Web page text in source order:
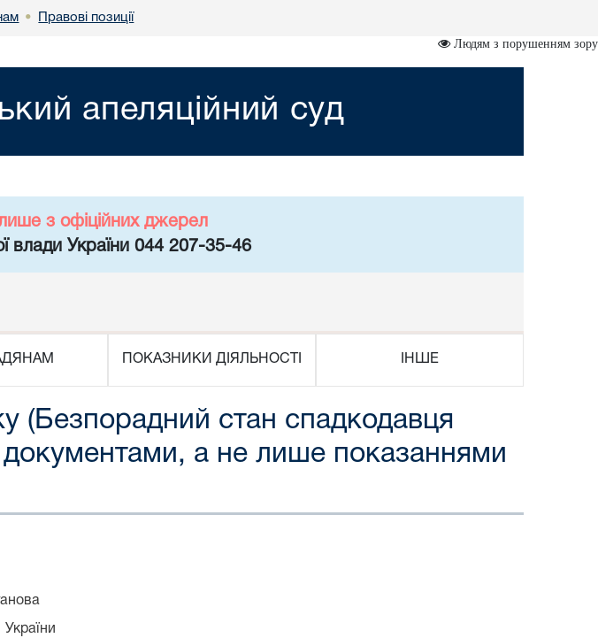
• Правові позиції
Людям з порушенням зору
апеляційний суд
з офіційних джерел
влади України 044 207-35-46
ПОКАЗНИКИ ДІЯЛЬНОСТІ ІНШЕ
(Безпорадний стан спадкодавця
а не лише показаннями
України